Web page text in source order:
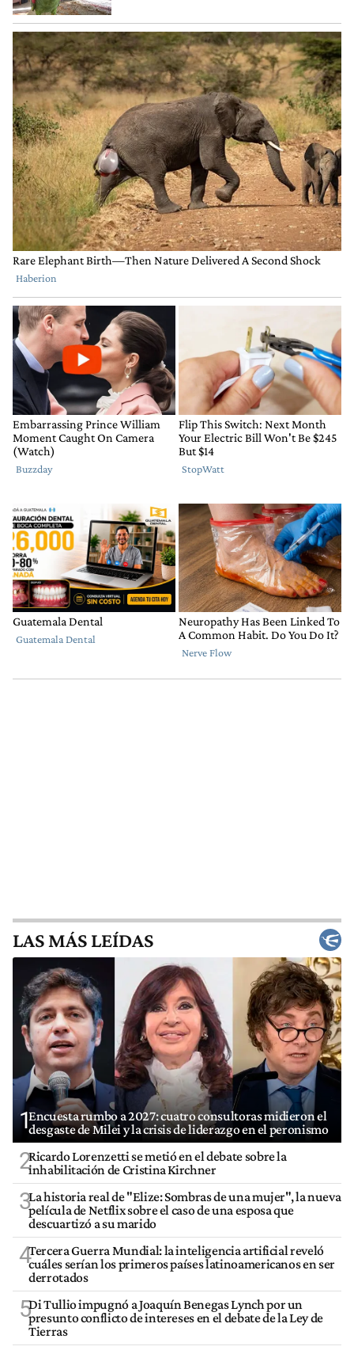
LAS MÁS LEÍDAS
1Encuesta rumbo a 2027: cuatro consultoras midieron el
desgaste de Milei y la crisis de liderazgo en el peronismo
2Ricardo Lorenzetti se metió en el debate sobre la
inhabilitación de Cristina Kirchner
3La historia real de "Elize: Sombras de una mujer", la nueva
película de Netflix sobre el caso de una esposa que
descuartizó a su marido
4Tercera Guerra Mundial: la inteligencia artificial reveló
cuáles serían los primeros países latinoamericanos en ser
derrotados
5Di Tullio impugnó a Joaquín Benegas Lynch por un
presunto conflicto de intereses en el debate de la Ley de
Tierras